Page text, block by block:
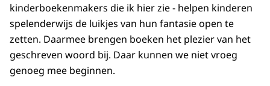
kinderboekenmakers die ik hier zie - helpen kinderen
spelenderwijs de luikjes van hun fantasie open te
zetten. Daarmee brengen boeken het plezier van het
geschreven woord bij. Daar kunnen we niet vroeg
genoeg mee beginnen.